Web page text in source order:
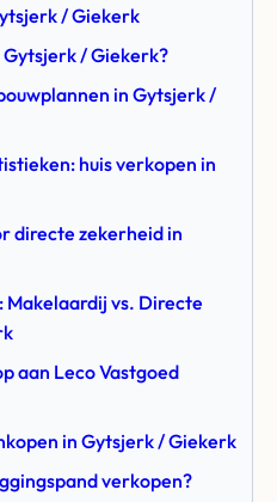
/ Giekerk
/ Giekerk?
in Gytsjerk /
huis verkopen in
directe zekerheid in
vs. Directe
aan Leco Vastgoed
in Gytsjerk / Giekerk
verkopen?